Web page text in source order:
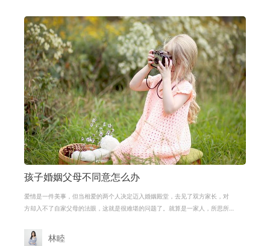
孩子婚姻父母不同意怎么办
爱情是一件美事，但当相爱的两个人决定迈入婚姻殿堂，去见了双方家长，对
方却入不了自家父母的法眼，这就是很难堪的问题了。就算是一家人，所思所
林睦